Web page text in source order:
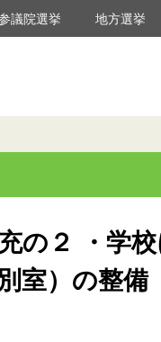
議院選挙 地方選挙
の２ ・学
室）の整備